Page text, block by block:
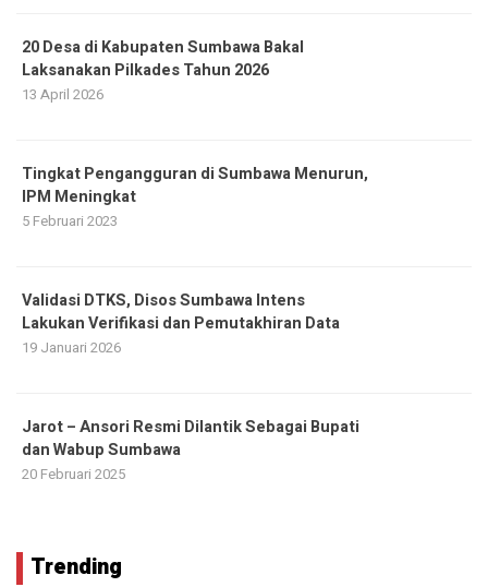
20 Desa di Kabupaten Sumbawa Bakal
Laksanakan Pilkades Tahun 2026
13 April 2026
Tingkat Pengangguran di Sumbawa Menurun,
IPM Meningkat
5 Februari 2023
Validasi DTKS, Disos Sumbawa Intens
Lakukan Verifikasi dan Pemutakhiran Data
19 Januari 2026
Jarot – Ansori Resmi Dilantik Sebagai Bupati
dan Wabup Sumbawa
20 Februari 2025
Trending